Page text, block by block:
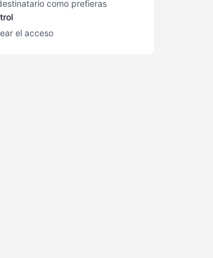
como prefieras
el acceso